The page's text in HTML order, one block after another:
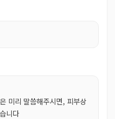
미리 말씀해주시면, 피부상
니다